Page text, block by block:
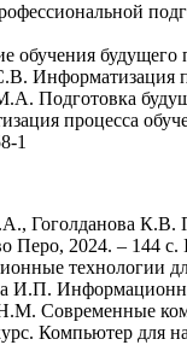
обучения
Подготовка
процесса
1
Гоголданова К.В.
Перо, 2024. – 144
И.П.
Современные
Компьютер